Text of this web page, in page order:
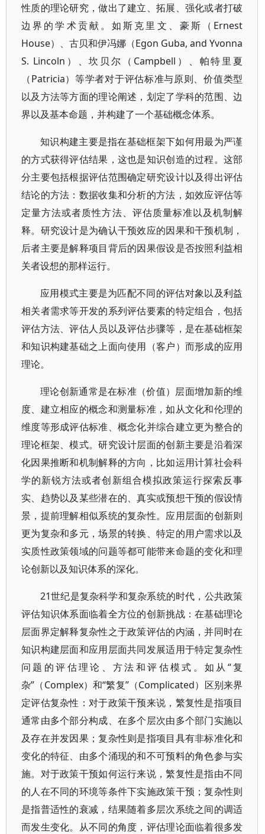
性质的理论研究，做出了建立、拓展、强化或者打破
边界的学术贡献。如斯克里文、豪斯（Ernest
House）、古贝和伊冯娜（Egon Guba, and Yvonna
S. Lincoln）、坎贝尔（Campbell）、帕特里夏
（Patricia）等学者对于评估标准与原则、价值类型
以及方法等方面的理论阐述，划定了学科的范围、边
界以及基本命题，并构建了一个基础概念体系。
知识构建主要是指在基础框架下如何用最为严谨
的方式获得评估结果，这也是知识创造的过程。这部
分主要包括根据评估范围确定研究设计以及得出评估
结论的方法：数据收集和分析的方法，如效应评估等
定量方法或者质性方法、评估质量标准以及机制解
释。研究设计是为确认干预效应的因果和干预机制，
后者主要是解释项目背后的因果假设是否按照利益相
关者设想的那样运行。
应用模式主要是为匹配不同的评估对象以及利益
相关者需求等开发的系列评估要素的特定组合，包括
评估方法、评估人员以及评估步骤等，是在基础框架
和知识构建基础之上面向使用（客户）而形成的应用
理论。
理论创新通常是在标准（价值）层面增加新的维
度、建立相应的概念和测量标准，如从文化和伦理的
维度等形成评估标准、概念化并综合建立更为整合的
理论框架、模式。研究设计层面的创新主要是沿着深
化因果推断和机制解释的方向，比如运用计算社会科
学的新锐方法或者创新组合模拟政策运行探索反事
实、趋势以及某些潜在的、真实或预想干预的假设情
景，提前理解相似系统的复杂性。应用层面的创新则
更为复杂和多元，场景的转换、特定的用户需求以及
实质性政策领域的问题等都可能带来命题的变化和理
论创新以及知识体系的深化。
21世纪是复杂科学和复杂系统的时代，公共政策
评估知识体系面临着全方位的创新挑战：在基础理论
层面界定解释复杂性之于政策评估的内涵，并同时在
知识构建层面和应用层面共同发展适用于特定复杂性
问题的评估理论、方法和评估模式。如从“复
杂”（Complex）和“繁复”（Complicated）区别来界
定评估复杂性：对于政策干预来说，繁复性是指项目
通常由多个部分构成、在多个层次由多个部门实施以
及存在并发因果；复杂性则是指项目具有非标准化和
变化的特征、由多个涌现的和不可预料的角色参与实
施。对于政策干预如何运行来说，繁复性是指由不同
的人在不同的环境等条件下实施政策干预；复杂性则
是指普适性的衰减，结果随着多层次系统之间的调适
而发生变化。从不同的角度，评估理论面临着很多发